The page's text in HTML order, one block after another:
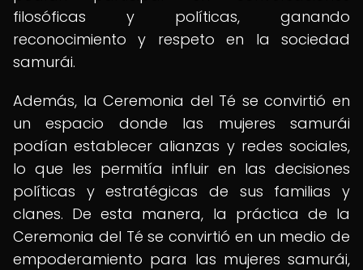
filosóficas y políticas, ganando
reconocimiento y respeto en la sociedad
samurái.
Además, la Ceremonia del Té se convirtió en
un espacio donde las mujeres samurái
podían establecer alianzas y redes sociales,
lo que les permitía influir en las decisiones
políticas y estratégicas de sus familias y
clanes. De esta manera, la práctica de la
Ceremonia del Té se convirtió en un medio de
empoderamiento para las mujeres samurái,